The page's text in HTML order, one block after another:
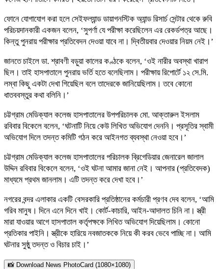
ফোনে যোগাযোগ করা হলে সেইফল্যান্ড ডায়াগনস্টিক অ্যান্ড রিসার্চ সেন্টার থেকে রুবি
পরিচয়দানকারী একজন বলেন, ‘সুপর্ণা যে পরীক্ষা করেছিলেন এর রেকর্ডপত্র আছে।
কিন্তু পুনরায় পরীক্ষার প্রতিবেদন দেওয়া যাবে না। দ্বিতীয়বার দেওয়ার নিয়ম নেই।’
জানতে চাইলে ডা. শ্রাবণী বড়ুয়া কালের কণ্ঠকে বলেন, ‘ওই নারীর অবস্থা খারাপ
ছিল। তাই হাসপাতালে পুনরায় ভর্তি হতে বলেছিলাম। পরীক্ষায় রিপোর্টে ১২ সে.মি.
লম্বা কিছু একটা দেখা গিয়েছিল বলে তাদেরকে জানিয়েছিলাম। তবে কোনো
ধাতববস্তুর কথা বলিনি।’
চট্টগ্রাম মেডিক্যাল কলেজ হাসপাতালের উপপরিচালক মো. আক্তারুল ইসলাম
রবিবার বিকেলে বলেন, ‘ঘটনাটি নিয়ে কেউ লিখিত অভিযোগ দেননি। প্রসূতির স্বামী
অভিযোগ দিলে তদন্ত কমিটি গঠন করে আইনগত ব্যবস্থা নেওয়া হবে।’
চট্টগ্রাম মেডিক্যাল কলেজ হাসপাতালের পরিচালক ব্রিগেডিয়ার জেনারেল জালাল
উদ্দিন রবিবার বিকেলে বলেন, ‘ওই ঘটনা আমার জানা নেই। আপনার (প্রতিবেদক)
মাধ্যমে প্রথম জানলাম। এটি তদন্ত করে দেখা হবে।’
নগরের বন্দর এলাকার একটি বেসরকারি প্রতিষ্ঠানের কর্মচারী প্রণব দেব বলেন, ‘আমি
গরিব মানুষ। দিনে এনে দিনে খাই। কোর্ট-কাচারি, আইন-আদালত চিনি না। স্ত্রী
মারা যাওয়ার আগে হাসপাতাল কর্তৃপক্ষকে লিখিত অভিযোগ দিয়েছিলাম। কোনো
প্রতিকার পাইনি। স্ত্রীকে হারিয়ে নবজাতককে নিয়ে কী করব ভেবে পাচ্ছি না। আমি
ঘটনার সুষ্ঠু তদন্ত ও বিচার চাই।’
📸 Download News PhotoCard (1080×1080)